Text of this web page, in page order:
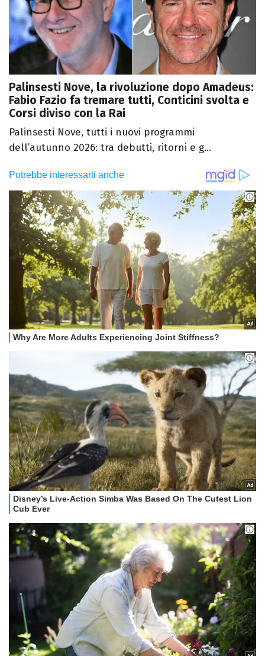
Palinsesti Nove, la rivoluzione dopo Amadeus:
Fabio Fazio fa tremare tutti, Conticini svolta e
Corsi diviso con la Rai
Palinsesti Nove, tutti i nuovi programmi
dell’autunno 2026: tra debutti, ritorni e g...